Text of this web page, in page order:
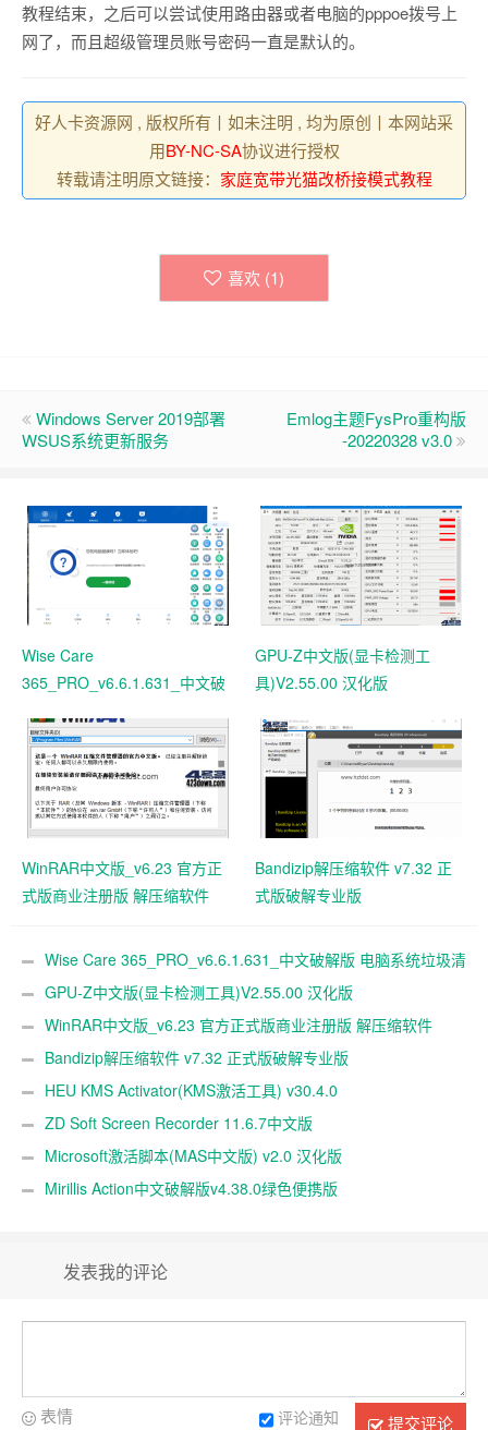
教程结束，之后可以尝试使用路由器或者电脑的pppoe拨号上
网了，而且超级管理员账号密码一直是默认的。
好人卡资源网 , 版权所有丨如未注明 , 均为原创丨本网站采
用BY-NC-SA协议进行授权
转载请注明原文链接： 家庭宽带光猫改桥接模式教程
喜欢 (1)
Windows Server 2019部署
WSUS系统更新服务
Emlog主题FysPro重构版
-20220328 v3.0
Wise Care
365_PRO_v6.6.1.631_中文破
GPU-Z中文版(显卡检测工
具)V2.55.00 汉化版
WinRAR中文版_v6.23 官方正
式版商业注册版 解压缩软件
Bandizip解压缩软件 v7.32 正
式版破解专业版
Wise Care 365_PRO_v6.6.1.631_中文破解版 电脑系统垃圾清
理软件GPU-Z中文版(显卡检测工具)V2.55.00 汉化版
WinRAR中文版_v6.23 官方正式版商业注册版 解压缩软件
Bandizip解压缩软件 v7.32 正式版破解专业版
HEU KMS Activator(KMS激活工具) v30.4.0
ZD Soft Screen Recorder 11.6.7中文版
Microsoft激活脚本(MAS中文版) v2.0 汉化版
Mirillis Action中文破解版v4.38.0绿色便携版
发表我的评论
提交评论
评论通知
表情